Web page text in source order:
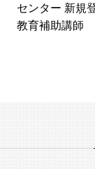
センター 新規
教育補助講師